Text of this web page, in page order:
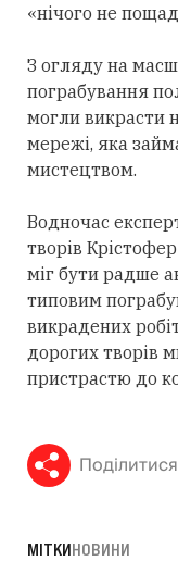
«нічого не
З огляду на
пограбування
могли викрасти
мережі, яка
мистецтвом.
Водночас
творів
міг бути радше
типовим
викрадених
дорогих творів
пристрастю до
Поділитися
МІТКИНОВИНИ